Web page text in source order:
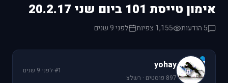
אימון טייסת 101 ביום שני 20.2.17
5 הודעות 1,155 צפיות לפני 9 שנים
y
yohay
897 פוסטים · רשלצ
#1
·לפני 9 שנים